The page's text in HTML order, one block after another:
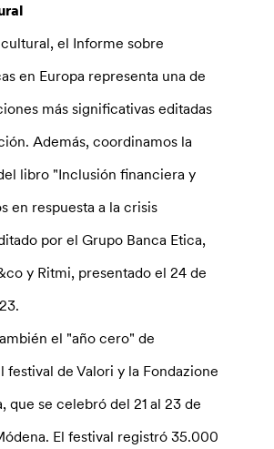
el Informe sobre
en Europa representa una de
más significativas editadas
Además, coordinamos la
libro "Inclusión financiera y
en respuesta a la crisis
por el Grupo Banca Etica,
y Ritmi, presentado el 24 de
el "año cero" de
festival de Valori y la Fondazione
que se celebró del 21 al 23 de
El festival registró 35.000